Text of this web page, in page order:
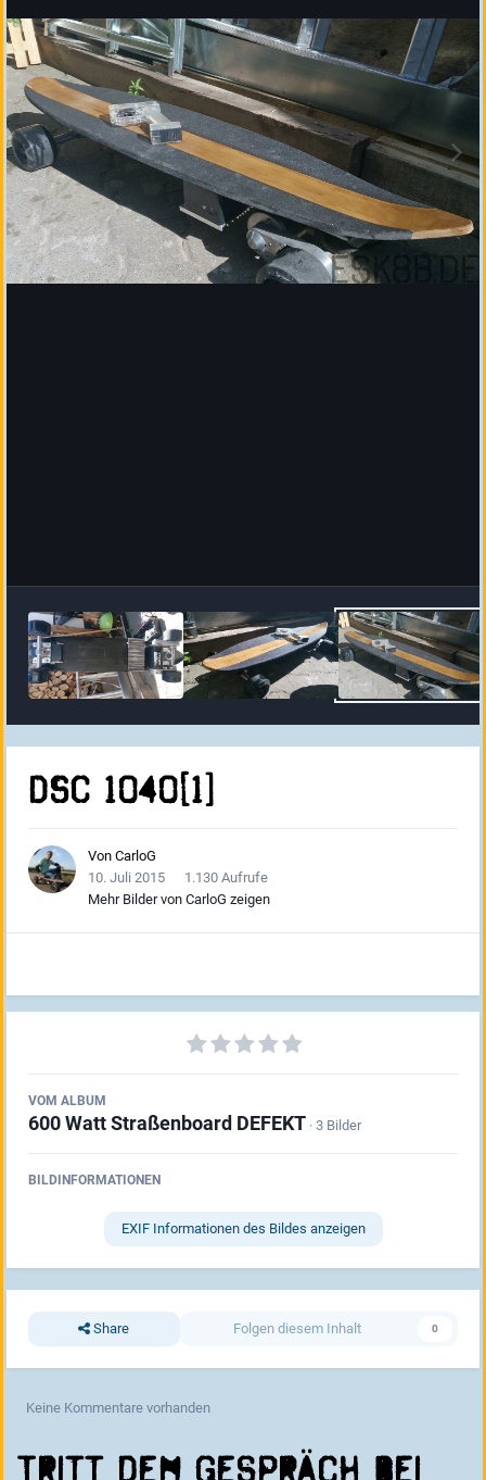
DSC 1040[1]
Von CarloG
10. Juli 2015
1.130 Aufrufe
Mehr Bilder von CarloG zeigen
VOM ALBUM
600 Watt Straßenboard DEFEKT · 3 Bilder
BILDINFORMATIONEN
EXIF Informationen des Bildes anzeigen
Share Folgen diesem Inhalt 0
Keine Kommentare vorhanden
Tritt dem Gespräch bei